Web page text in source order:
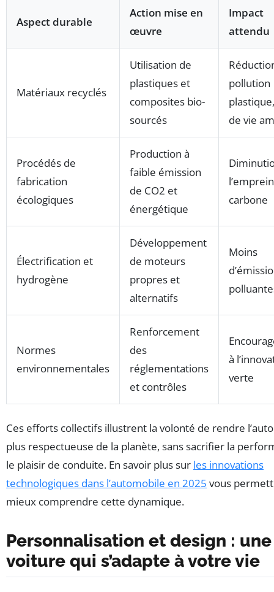
Aspect durable
Action mise en
œuvre
Impact
attendu
Matériaux recyclés
Utilisation de
plastiques et
composites bio-
sourcés
pollution
de vie
Procédés de
fabrication
écologiques
Production à
faible émission
de CO2 et
énergétique
carbone
Électrification et
hydrogène
Développement
de moteurs
propres et
alternatifs
Moins
Normes
environnementales
Renforcement
des
réglementations
et contrôles
à
verte
Ces efforts collectifs illustrent la volonté de rendre
plus respectueuse de la planète, sans sacrifier la
le plaisir de conduite. En savoir plus sur les innovations
technologiques dans l’automobile en 2025 vous
mieux comprendre cette dynamique.
Personnalisation et design : une
voiture qui s’adapte à votre vie